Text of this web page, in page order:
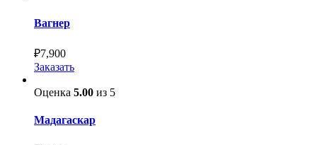
Вагнер
₽7,900
Заказать
Оценка 5.00 из 5
Мадагаскар